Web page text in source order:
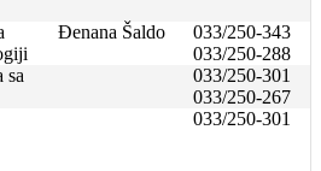
Đenana Šaldo
033/250-343
033/250-288
sa
033/250-301
033/250-267
033/250-301